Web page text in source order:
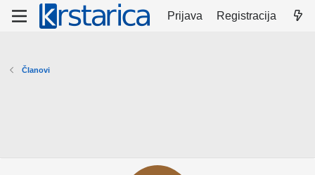
Prijava Registracija
Članovi